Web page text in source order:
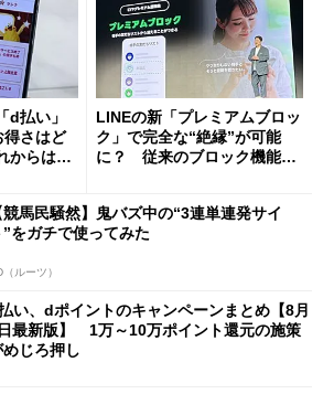
d払い」
得さはど
からは
LINEの新「プレミアムブロッ
ク」で完全な“絶縁”が可能
に？ 従来のブロック機能と
競馬民騒然】鬼バズ中の“3連単連発サイ
”をガチで使ってみた
（ルーツ）
い、dポイントのキャンペーンまとめ【8月
最新版】 1万～10万ポイント還元の施策
めじろ押し